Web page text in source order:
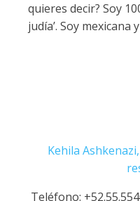
quieres decir? Soy
judía’. Soy mexicana
Kehila
Teléfono: